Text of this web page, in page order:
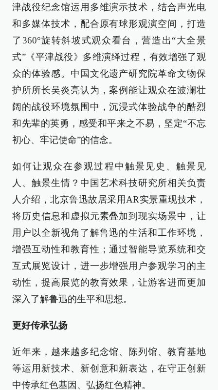
津战役纪念馆运用多维演示技术，结合声光电
和多媒体技术，配合原有球形观演空间，打造
了360°旋转斜坡式观众看台，营造出“大全景
式”《平津战役》多维演绎过程，有效增强了观
众的体验感。中国文化遗产研究院革命文物保
护所所长吴炎亮认为，案例能让观众在波澜壮
阔的战役环境氛围中，沉浸式体验战争的酷烈
和先辈的英勇，感受和平来之不易，坚定“不忘
初心、牢记使命”的信念。
如何让观众在参观过程中触景见史、触景见
人、触景生情？中国艺术科技研究所相关负责
人介绍，北京鲁迅故居采用AR实景重现技术，
将历史信息和虚拟元素叠加到现实场景中，让
用户以全新视角了解鲁迅的生活和工作环境，
增强互动性和教育性；通过智能导览系统和交
互式展览设计，进一步增强用户参观学习的主
动性，提高展览的教育效果，让游客进而更加
深入了解鲁迅的生平和思想。
更好传承弘扬
近年来，越来越多纪念馆、陈列馆、教育基地
等运用新技术、新创意和新表达，在守正创新
中传承红色基因、弘扬红色精神。